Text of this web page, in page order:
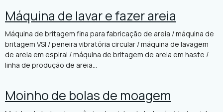
Máquina de lavar e fazer areia
Máquina de britagem fina para fabricação de areia / máquina de
britagem VSI / peneira vibratória circular / máquina de lavagem
de areia em espiral / máquina de britagem de areia em haste /
linha de produção de areia...
Moinho de bolas de moagem